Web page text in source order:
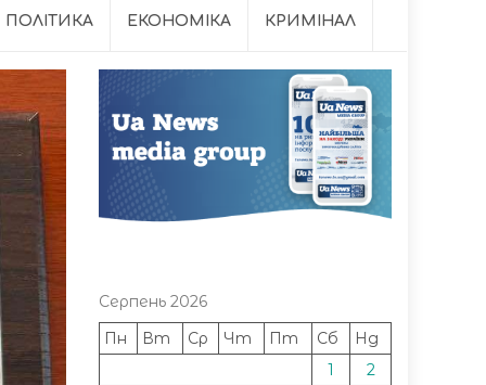
ПОЛІТИКА ЕКОНОМІКА КРИМІНАЛ
Серпень 2026
Пн
Вт Ср Чт Пт Сб
Нд
1
2